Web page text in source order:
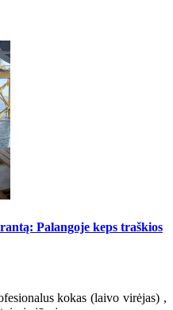
Palangoje keps traškios
kokas (laivo virėjas) ,